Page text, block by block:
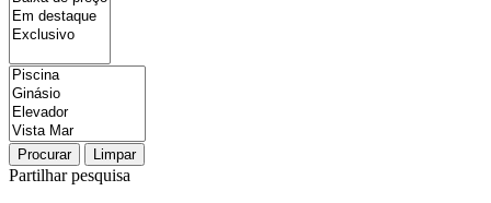
Procurar Limpar
Partilhar pesquisa